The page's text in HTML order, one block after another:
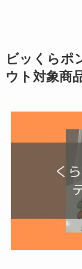
ビッくらポ
ウト対象商